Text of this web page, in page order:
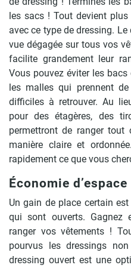
les sacs ! Tout devient
avec ce type de dressing.
vue dégagée sur tous vos
facilite grandement leur
Vous pouvez éviter les
les malles qui prennent
difficiles à retrouver. Au
pour des étagères, des
permettront de ranger
manière claire et
rapidement ce que vous
Économie
Un gain de place certain
qui sont ouverts. Gagnez
ranger vos vêtements !
pourvus les dressings
dressing ouvert est une